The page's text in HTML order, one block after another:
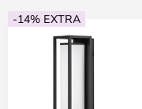
-14% EXTRA